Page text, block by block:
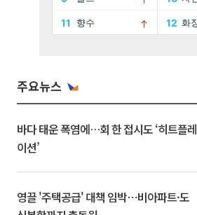
주요뉴스
바다 태운 폭염에…회 한 접시도 ‘히트플레
이션’
영끌 '주택공급' 대책 임박⋯비아파트·도